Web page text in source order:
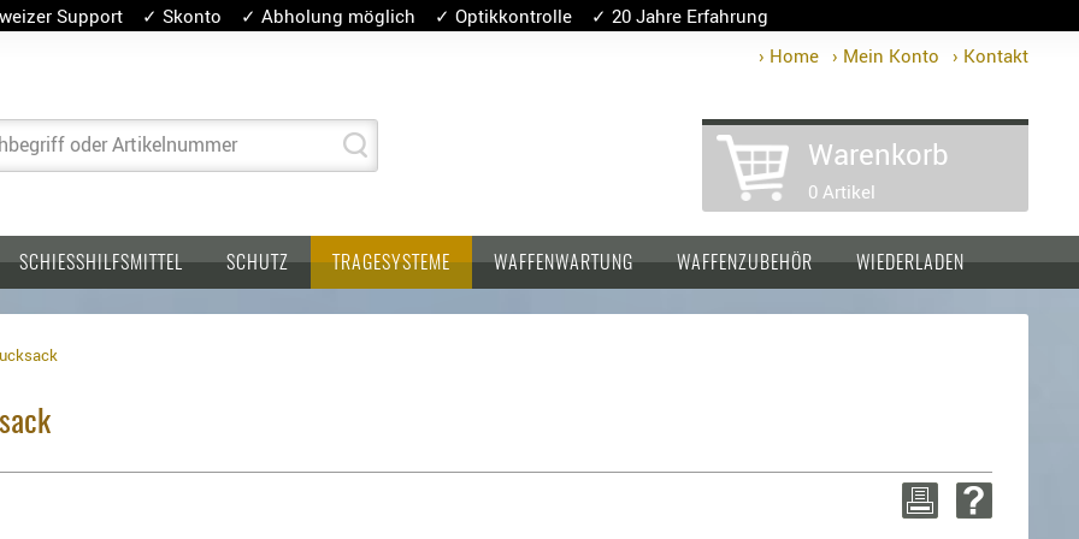
Support ✓ Skonto ✓ Abholung möglich ✓ Optikkontrolle ✓ 20 Jahre Erfahrung
› Home › Mein Konto › Kontakt
oder Artikelnummer Warenkorb
0 Artikel
SCHIESSHILFSMITTEL SCHUTZ TRAGESYSTEME WAFFENWARTUNG WAFFENZUBEHÖR WIEDERLADEN